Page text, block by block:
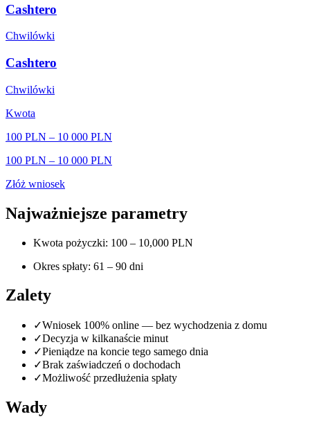
Cashtero
Chwilówki
Cashtero
Chwilówki
Kwota
100 PLN – 10 000 PLN
100 PLN – 10 000 PLN
Złóż wniosek
Najważniejsze parametry
Kwota pożyczki: 100 – 10,000 PLN
Okres spłaty: 61 – 90 dni
Zalety
✓Wniosek 100% online — bez wychodzenia z domu
✓Decyzja w kilkanaście minut
✓Pieniądze na koncie tego samego dnia
✓Brak zaświadczeń o dochodach
✓Możliwość przedłużenia spłaty
Wady